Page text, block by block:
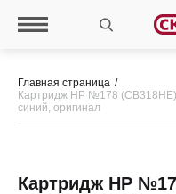
Главная страница
Картридж HP №178
синий, оригинал
Картридж HP